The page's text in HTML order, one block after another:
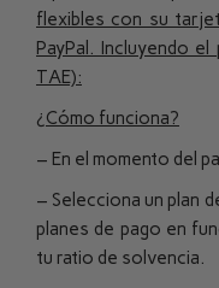
flexibles con su
PayPal. Incluyendo
TAE):
¿Cómo funciona?
– En el momento del
– Selecciona un plan
planes de pago en
tu ratio de solvencia.